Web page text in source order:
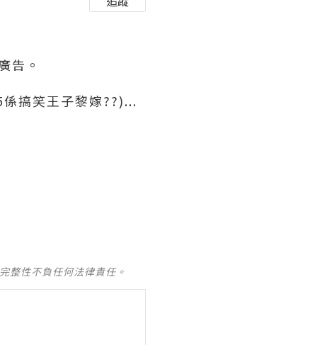
告。
搞笑王子黎嫁??)...
整性不負任何法律責任。